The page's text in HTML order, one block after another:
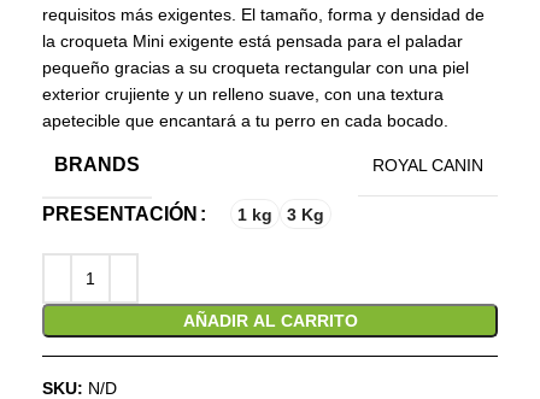
requisitos más exigentes. El tamaño, forma y densidad de
la croqueta Mini exigente está pensada para el paladar
pequeño gracias a su croqueta rectangular con una piel
exterior crujiente y un relleno suave, con una textura
apetecible que encantará a tu perro en cada bocado.
BRANDS ROYAL CANIN
PRESENTACIÓN 1 kg 3 Kg
AÑADIR AL CARRITO
SKU: N/D